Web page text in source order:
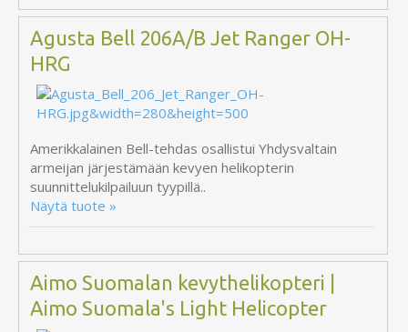
Agusta Bell 206A/B Jet Ranger OH-
HRG
Amerikkalainen Bell-tehdas osallistui Yhdysvaltain
armeijan järjestämään kevyen helikopterin
suunnittelukilpailuun tyypillä..
Näytä tuote »
Aimo Suomalan kevythelikopteri |
Aimo Suomala's Light Helicopter